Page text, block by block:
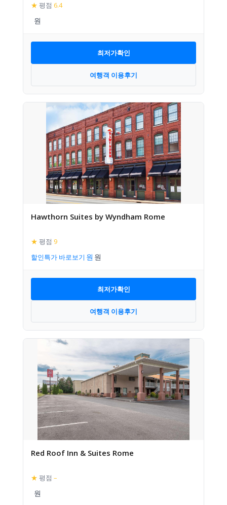
★ 평점 6.4
최저가확인
여행객 이용후기
Hawthorn Suites by Wyndham Rome
★ 평점 9
할인특가 바로보기
최저가확인
여행객 이용후기
Red Roof Inn & Suites Rome
★ 평점 –